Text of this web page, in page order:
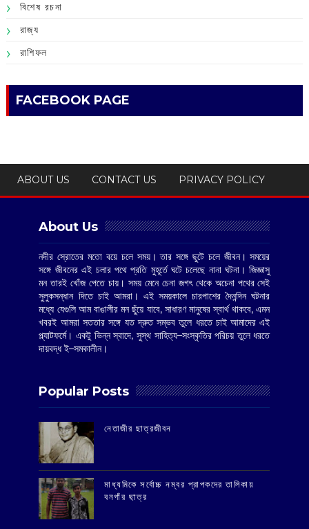
বিশেষ রচনা
রাজ্য
রাশিফল
FACEBOOK PAGE
ABOUT US CONTACT US PRIVACY POLICY
About Us
নদীর স্রোতের মতো বয়ে চলে সময়। তার সঙ্গে ছুটে চলে জীবন। সময়ের
সঙ্গে জীবনের এই চলার পথে প্রতি মুহূর্তে ঘটে চলেছে নানা ঘটনা। জিজ্ঞাসু
মন তারই খোঁজ পেতে চায়। সময় মেনে চেনা জগৎ থেকে অচেনা পথের সেই
সুলুকসন্ধান দিতে চাই আমরা। এই সময়কালে চারপাশের দৈনন্দিন ঘটনার
মধ্যে যেগুলি আম বাঙালীর মন ছুঁয়ে যাবে, সাধারণ মানুষের স্বার্থ থাকবে, এমন
খবরই আমরা সততার সঙ্গে যত দ্রুত সম্ভব তুলে ধরতে চাই আমাদের এই
প্ল্যাটফর্মে। একটু ভিন্ন স্বাদে, সুস্থ সাহিত্য–সংস্কৃতির পরিচয় তুলে ধরতে
দায়বদ্ধ ই–সমকালীন।
Popular Posts
‌নেতাজীর ছাত্রজীবন
মাধ্যমিকে সর্বোচ্চ নম্বর প্রাপকদের তালিকায়
বনগাঁর ছাত্র